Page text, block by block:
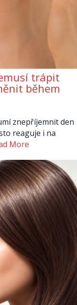
trápit
během
znepříjemnit den
reaguje i na
More